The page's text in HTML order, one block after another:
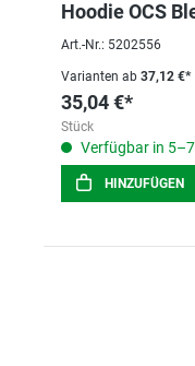
Hoodie OCS
Art.-Nr.: 5202556
Varianten ab 37,12 €*
35,04 €*
Stück
Verfügbar in
HINZUFÜGEN